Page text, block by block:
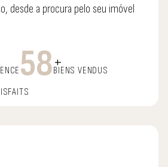
desde a procura pelo seu imóvel
ou escritura.
satisfação de todos os envolvidos.
num escritório que é uma
imobiliário e bem estruturado.
58+
BIENS VENDUS